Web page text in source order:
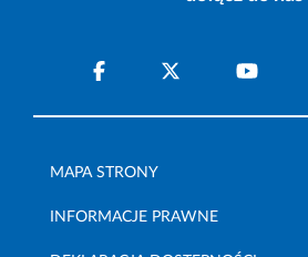
MAPA STRONY
INFORMACJE PRAWNE